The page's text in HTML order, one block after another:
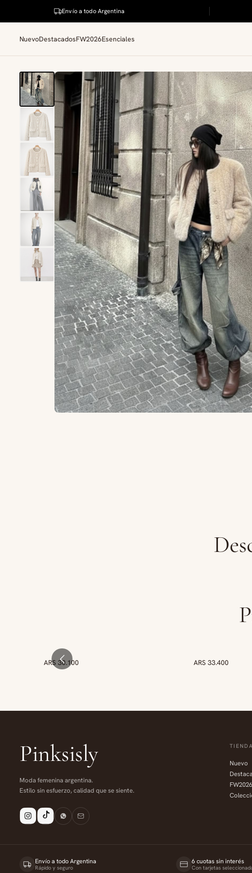
Envío a todo Argentina
NuevoDestacadosFW2026Esenciales
ARS 30.100 NUEVO
ARS 33.400
Pinksisly
Moda femenina argentina.
Estilo sin esfuerzo, calidad que se siente.
TIENDA
Nuevo
FW2026
Envío a todo Argentina
Rápido y seguro
6 cuotas sin interés
Con tarjetas